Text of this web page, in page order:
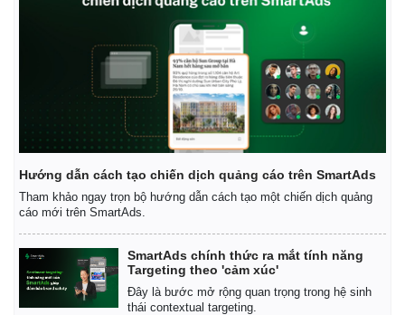
Hướng dẫn cách tạo chiến dịch quảng cáo trên SmartAds
Tham khảo ngay trọn bộ hướng dẫn cách tạo một chiến dịch quảng
cáo mới trên SmartAds.
SmartAds chính thức ra mắt tính năng
Targeting theo 'cảm xúc'
Đây là bước mở rộng quan trọng trong hệ sinh
thái contextual targeting.